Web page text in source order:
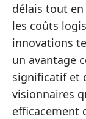
délais tout
les coûts
innovations
un avantage
significatif et
visionnaires
efficacement